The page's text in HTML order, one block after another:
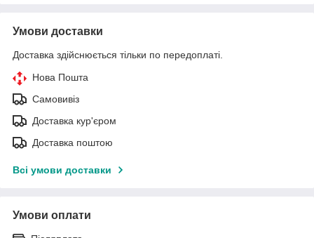
Умови доставки
Доставка здійснюється тільки по передоплаті.
Нова Пошта
Самовивіз
Доставка кур'єром
Доставка поштою
Всі умови доставки
Умови оплати